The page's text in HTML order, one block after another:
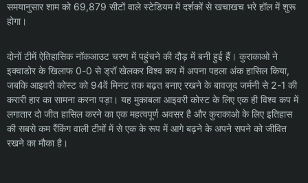
समयानुसार शाम को 69,879 सीटों वाले स्टेडियम में दर्शकों से खचाखच भरे हॉल में शुरू
होगा।
दोनों टीमें ऐतिहासिक नॉकआउट चरण में पहुंचने की दौड़ में बनी हुई हैं। कुराकाओ ने
इक्वाडोर के खिलाफ 0-0 से ड्रॉ खेलकर विश्व कप में अपना पहला अंक हासिल किया,
जबकि आइवरी कोस्ट को 94वें मिनट तक बढ़त बनाए रखने के बावजूद जर्मनी से 2-1 की
करारी हार का सामना करना पड़ा। यह मुकाबला आइवरी कोस्ट के लिए एक ही विश्व कप में
लगातार दो जीत हासिल करने का एक महत्वपूर्ण अवसर है और कुराकाओ के लिए इतिहास
की सबसे कम रैंकिंग वाली टीमों में से एक के रूप में आगे बढ़ने के अपने सपने को जीवित
रखने का मौका है।